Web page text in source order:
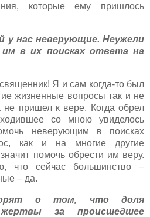
которые ему пришлось
у нас неверующие. Неужели
им в их поисках ответа на
Я и сам когда-то был
жизненные вопросы так и не
не пришел к вере. Когда обрел
со мною увиделось
неверующим в поисках
как и на многие другие
помочь обрести им веру.
сейчас большинство –
– да.
о том, что доля
за происшедшее